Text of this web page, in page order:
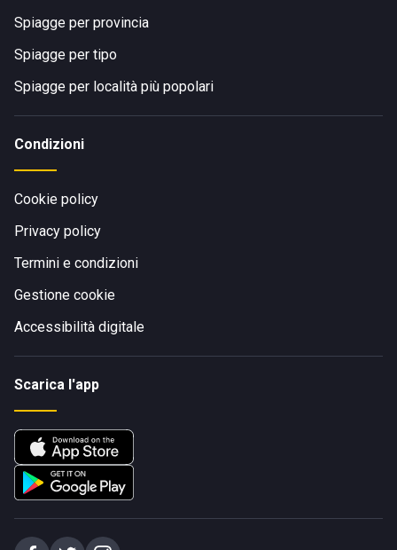
Spiagge per provincia
Spiagge per tipo
Spiagge per località più popolari
Condizioni
Cookie policy
Privacy policy
Termini e condizioni
Gestione cookie
Accessibilità digitale
Scarica l'app